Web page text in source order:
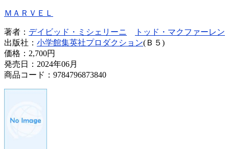
ＭＡＲＶＥＬ
著者： デイビッド・ミシェリーニ
トッド・マクファーレン
出版社： 小学館集英社プロダクション(Ｂ５)
価格： 2,700円
発売日：2024年06月
商品コード：9784796873840